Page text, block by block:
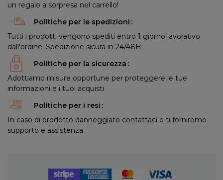
un regalo a sorpresa nel carrello!
Politiche per le spedizioni
Tutti i prodotti vengono spediti entro 1 giorno lavorativo
dall'ordine. Spedizione sicura in 24/48H
Politiche per la sicurezza
Adottiamo misure opportune per proteggere le tue
informazioni e i tuoi acquisti
Politiche per i resi
In caso di prodotto danneggiato contattaci e ti forniremo
supporto e assistenza